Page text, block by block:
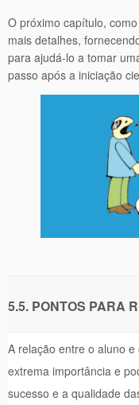
O próximo capítulo,
mais detalhes,
para ajudá-lo a tomar
passo após a iniciação
5.5. PONTOS PARA
A relação entre o aluno
extrema importância e
sucesso e a qualidade